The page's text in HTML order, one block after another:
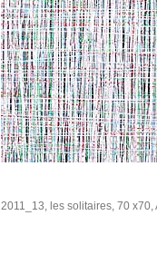
2011_13, les solitaires, 70